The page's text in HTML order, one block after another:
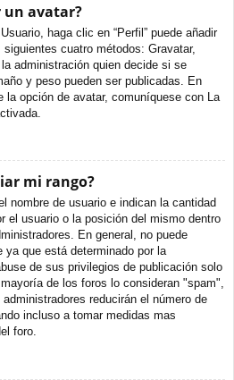
un avatar?
haga clic en “Perfil” puede añadir
cuatro métodos: Gravatar,
administración quien decide si se
y peso pueden ser publicadas. En
la opción de avatar, comuníquese con La
mi rango?
nombre de usuario e indican la cantidad
el usuario o la posición del mismo dentro
En general, no puede
ya que está determinado por la
de sus privilegios de publicación solo
de los foros lo consideran "spam",
reducirán el número de
incluso a tomar medidas mas
foro.